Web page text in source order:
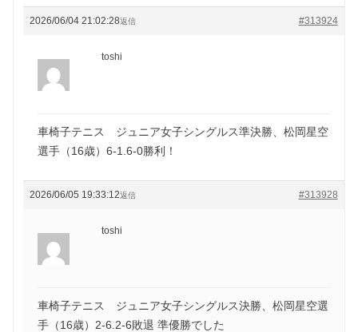
2026/06/04 21:02:28 #313924
返信
toshi
車椅子テニス ジュニア女子シングルス準決勝、松岡星空
選手（16歳）6-1.6-0勝利！
2026/06/05 19:33:12 #313928
返信
toshi
車椅子テニス ジュニア女子シングルス決勝、松岡星空選
手（16歳）2-6.2-6敗退 準優勝でした